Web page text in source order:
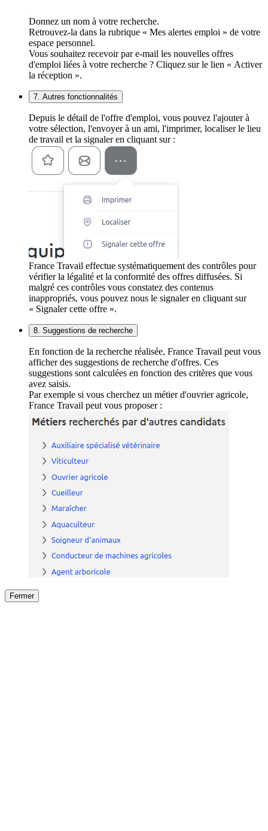
Donnez un nom à votre recherche.
Retrouvez-la dans la rubrique « Mes alertes emploi » de votre
espace personnel.
Vous souhaitez recevoir par e-mail les nouvelles offres
d'emploi liées à votre recherche ? Cliquez sur le lien « Activer
la réception ».
7. Autres fonctionnalités
Depuis le détail de l'offre d'emploi, vous pouvez l'ajouter à
votre sélection, l'envoyer à un ami, l'imprimer, localiser le lieu
de travail et la signaler en cliquant sur :
France Travail effectue systématiquement des contrôles pour
vérifier la légalité et la conformité des offres diffusées. Si
malgré ces contrôles vous constatez des contenus
inappropriés, vous pouvez nous le signaler en cliquant sur
« Signaler cette offre ».
8. Suggestions de recherche
En fonction de la recherche réalisée, France Travail peut vous
afficher des suggestions de recherche d'offres. Ces
suggestions sont calculées en fonction des critères que vous
avez saisis.
Par exemple si vous cherchez un métier d'ouvrier agricole,
France Travail peut vous proposer :
Fermer